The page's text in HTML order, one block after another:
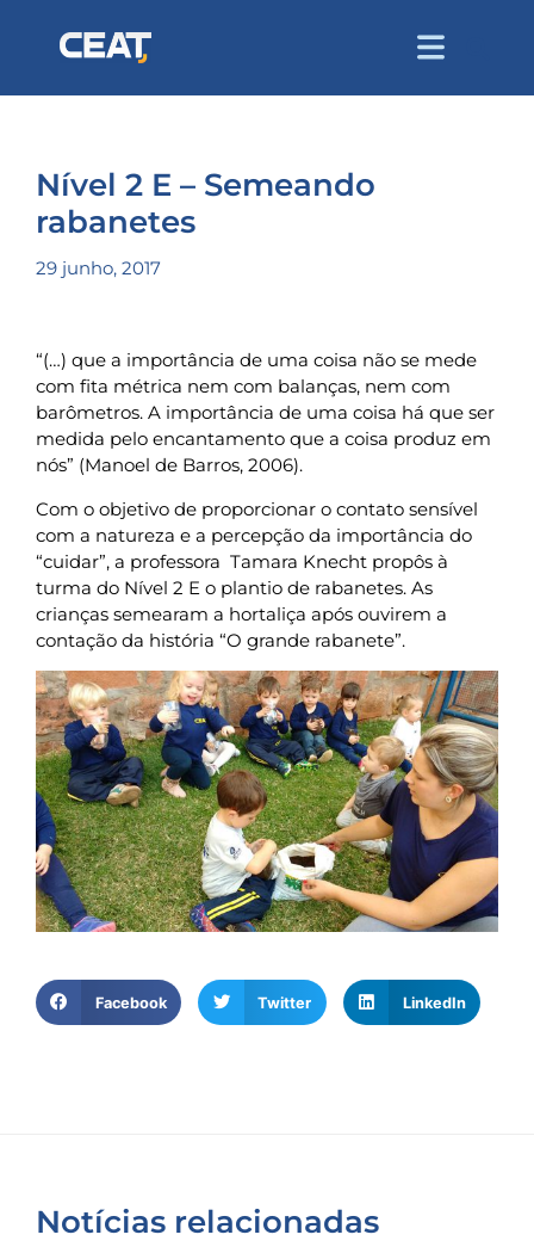
Nível 2 E – Semeando
rabanetes
29 junho, 2017
“(…) que a importância de uma coisa não se mede
com fita métrica nem com balanças, nem com
barômetros. A importância de uma coisa há que ser
medida pelo encantamento que a coisa produz em
nós” (Manoel de Barros, 2006).
Com o objetivo de proporcionar o contato sensível
com a natureza e a percepção da importância do
“cuidar”, a professora Tamara Knecht propôs à
turma do Nível 2 E o plantio de rabanetes. As
crianças semearam a hortaliça após ouvirem a
contação da história “O grande rabanete”.
Facebook Twitter LinkedIn
Notícias relacionadas